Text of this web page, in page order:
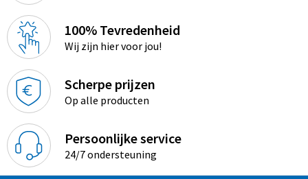
100% Tevredenheid
Wij zijn hier voor jou!
Scherpe prijzen
Op alle producten
Persoonlijke service
24/7 ondersteuning